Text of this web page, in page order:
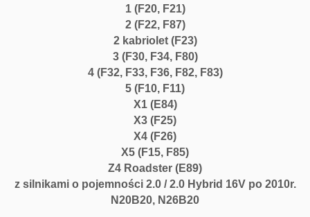
1 (F20, F21)
2 (F22, F87)
2 kabriolet (F23)
3 (F30, F34, F80)
4 (F32, F33, F36, F82, F83)
5 (F10, F11)
X1 (E84)
X3 (F25)
X4 (F26)
X5 (F15, F85)
Z4 Roadster (E89)
z silnikami o pojemności 2.0 / 2.0 Hybrid 16V po 2010r.
N20B20, N26B20